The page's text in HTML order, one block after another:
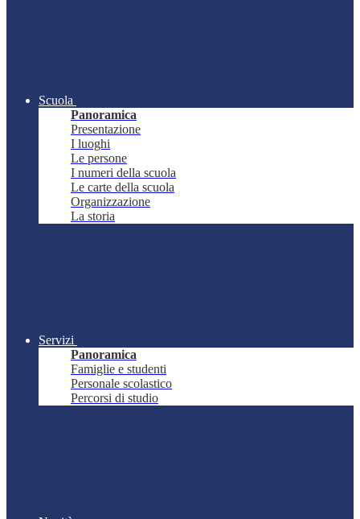
Scuola
Panoramica
Presentazione
I luoghi
Le persone
I numeri della scuola
Le carte della scuola
Organizzazione
La storia
Servizi
Panoramica
Famiglie e studenti
Personale scolastico
Percorsi di studio